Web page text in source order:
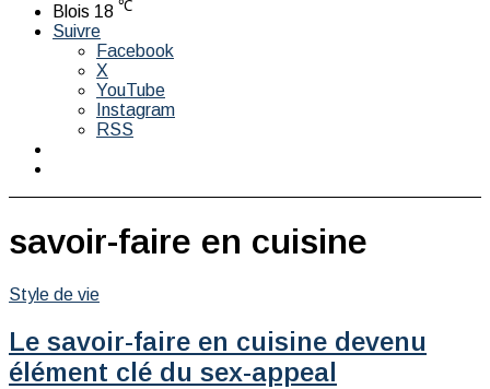
Blois 18 ℃
Suivre
Facebook
X
YouTube
Instagram
RSS
savoir-faire en cuisine
Style de vie
Le savoir-faire en cuisine devenu
élément clé du sex-appeal